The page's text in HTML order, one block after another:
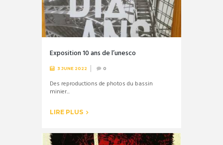
Exposition 10 ans de l’unesco
3 JUNE 2022 0
Des reproductions de photos du bassin
minier...
LIRE PLUS